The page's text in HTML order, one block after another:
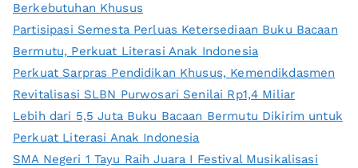
Berkebutuhan Khusus
Partisipasi Semesta Perluas Ketersediaan Buku Bacaan
Bermutu, Perkuat Literasi Anak Indonesia
Perkuat Sarpras Pendidikan Khusus, Kemendikdasmen
Revitalisasi SLBN Purwosari Senilai Rp1,4 Miliar
Lebih dari 5,5 Juta Buku Bacaan Bermutu Dikirim untuk
Perkuat Literasi Anak Indonesia
SMA Negeri 1 Tayu Raih Juara I Festival Musikalisasi